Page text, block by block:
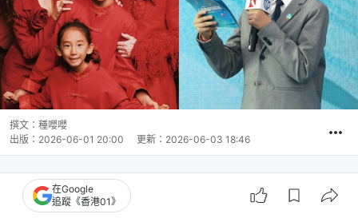
撰文： 種嚶嚶
出版： 2026-06-01 20:00 更新： 2026-06-03 18:46
在Google
追蹤《香港01》